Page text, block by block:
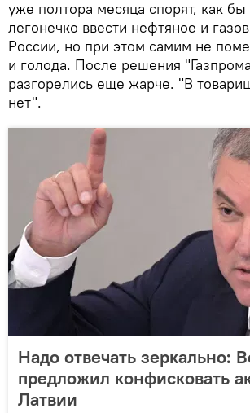
уже полтора месяца спорят, как бы
легонечко ввести нефтяное и
России, но при этом самим не
и голода. После решения
разгорелись еще жарче. "В
нет".
Надо отвечать зеркально:
предложил конфисковать
Латвии